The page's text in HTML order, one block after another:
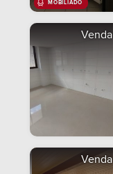
MOBILIADO
Venda
Venda